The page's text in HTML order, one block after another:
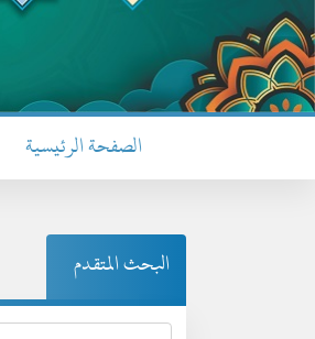
الصفحة الرئيسية
البحث المتقدم